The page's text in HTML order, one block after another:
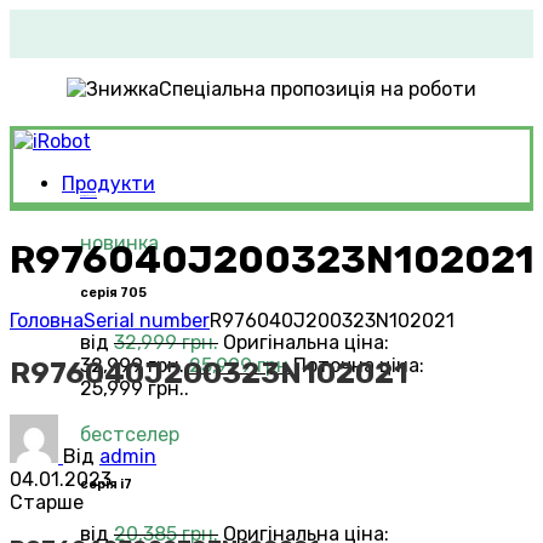
Спеціальна пропозиція на роботи
Продукти
новинка
серія 705
від 32,999грн. Оригінальна ціна:
32,999 грн..25,999грн.Поточна ціна:
25,999 грн..
бестселер
серія i7
від 20,385грн. Оригінальна ціна:
R976040J200323N102021
ГоловнаSerial numberR976040J200323N102021
R976040J200323N102021
Від admin
04.01.2023
Старше